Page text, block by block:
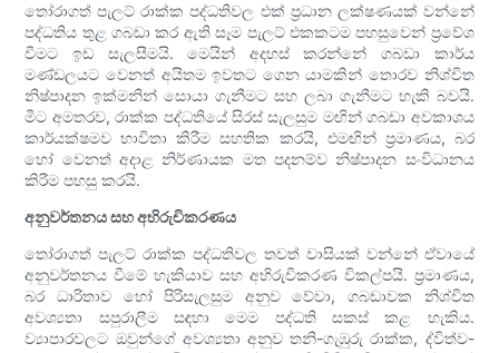
තෝරාගත් පැලට් රාක්ක පද්ධතිවල එක් ප්‍රධාන ලක්ෂණයක් වන්නේ
පද්ධතිය තුළ ගබඩා කර ඇති සෑම පැලට් එකකටම පහසුවෙන් ප්‍රවේශ
වීමට ඉඩ සැලසීමයි. මෙයින් අදහස් කරන්නේ ගබඩා කාර්ය
මණ්ඩලයට වෙනත් අයිතම ඉවතට ගෙන යාමකින් තොරව නිශ්චිත
නිෂ්පාදන ඉක්මනින් සොයා ගැනීමට සහ ලබා ගැනීමට හැකි බවයි.
මීට අමතරව, රාක්ක පද්ධතියේ සිරස් සැලසුම මඟින් ගබඩා අවකාශය
කාර්යක්ෂමව භාවිතා කිරීම සහතික කරයි, එමඟින් ප්‍රමාණය, බර
හෝ වෙනත් අදාළ නිර්ණායක මත පදනම්ව නිෂ්පාදන සංවිධානය
කිරීම පහසු කරයි.
අනුවර්තනය සහ අභිරුචිකරණය
තෝරාගත් පැලට් රාක්ක පද්ධතිවල තවත් වාසියක් වන්නේ ඒවායේ
අනුවර්තනය වීමේ හැකියාව සහ අභිරුචිකරණ විකල්පයි. ප්‍රමාණය,
බර ධාරිතාව හෝ පිරිසැලසුම අනුව වේවා, ගබඩාවක නිශ්චිත
අවශ්‍යතා සපුරාලීම සඳහා මෙම පද්ධති සකස් කළ හැකිය.
ව්‍යාපාරවලට ඔවුන්ගේ අවශ්‍යතා අනුව තනි-ගැඹුරු රාක්ක, ද්විත්ව-